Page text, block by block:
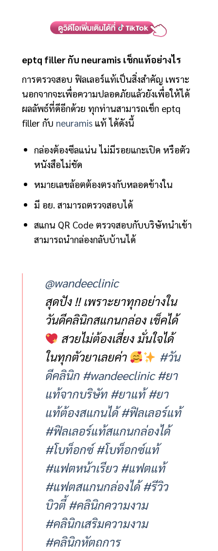
eptq filler กับ neuramis เช็กแท้อย่างไร
การตรวจสอบ ฟิลเลอร์แท้เป็นสิ่งสำคัญ เพราะ
นอกจากจะเพื่อความปลอดภัยแล้วยังเพื่อให้ได้
ผลลัพธ์ที่ดีอีกด้วย ทุกท่านสามารถเช็ก eptq
filler กับ neuramis แท้ ได้ดังนี้
กล่องต้องซีลแน่น ไม่มีรอยแกะเปิด หรือตัว
หนังสือไม่ชัด
หมายเลขล้อตต้องตรงกับหลอดข้างใน
มี อย. สามารถตรวจสอบได้
สแกน QR Code ตรวจสอบกับบริษัทนำเข้า
สามารถนำกล่องกลับบ้านได้
@wandeeclinic
สุดปัง !! เพราะยาทุกอย่างใน
วันดีคลินิกสแกนกล่อง เช็คได้
สวยไม่ต้องเสี่ยง มั่นใจได้
ในทุกตัวยาเลยค่า
#วัน
ดีคลินิก #wandeeclinic #ยา
แท้จากบริษัท #ยาแท้ #ยา
แท้ต้องสแกนได้ #ฟิลเลอร์แท้
#ฟิลเลอร์แท้สแกนกล่องได้
#โบท็อกซ์ #โบท็อกซ์แท้
#แฟตหน้าเรียว #แฟตแท้
#แฟตสแกนกล่องได้ #รีวิว
บิวตี้ #คลินิกความงาม
#คลินิกเสริมความงาม
#คลินิกหัตถการ